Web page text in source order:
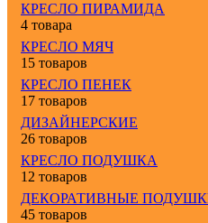
КРЕСЛО ПИРАМИДА
4 товара
КРЕСЛО МЯЧ
15 товаров
КРЕСЛО ПЕНЕК
17 товаров
ДИЗАЙНЕРСКИЕ
26 товаров
КРЕСЛО ПОДУШКА
12 товаров
ДЕКОРАТИВНЫЕ
45 товаров